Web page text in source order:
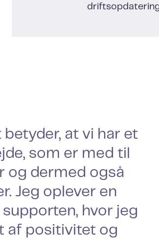
at vi har et
som er med til
og dermed også
Jeg oplever en
hvor jeg
af positivitet og